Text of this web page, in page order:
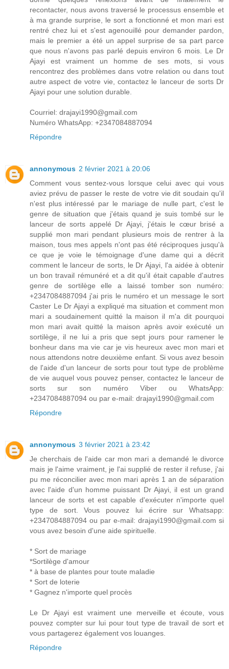
recontacter, nous avons traversé le processus ensemble et
à ma grande surprise, le sort a fonctionné et mon mari est
rentré chez lui et s'est agenouillé pour demander pardon,
mais le premier a été un appel surprise de sa part parce
que nous n'avons pas parlé depuis environ 6 mois. Le Dr
Ajayi est vraiment un homme de ses mots, si vous
rencontrez des problèmes dans votre relation ou dans tout
autre aspect de votre vie, contactez le lanceur de sorts Dr
Ajayi pour une solution durable.
Courriel: drajayi1990@gmail.com
Numéro WhatsApp: +2347084887094
Répondre
annonymous 2 février 2021 à 20:06
Comment vous sentez-vous lorsque celui avec qui vous
aviez prévu de passer le reste de votre vie dit soudain qu'il
n'est plus intéressé par le mariage de nulle part, c'est le
genre de situation que j'étais quand je suis tombé sur le
lanceur de sorts appelé Dr Ajayi, j'étais le cœur brisé a
supplié mon mari pendant plusieurs mois de rentrer à la
maison, tous mes appels n'ont pas été réciproques jusqu'à
ce que je voie le témoignage d'une dame qui a décrit
comment le lanceur de sorts, le Dr Ajayi, l'a aidée à obtenir
un bon travail rémunéré et a dit qu'il était capable d'autres
genre de sortilège elle a laissé tomber son numéro:
+2347084887094 j'ai pris le numéro et un message le sort
Caster Le Dr Ajayi a expliqué ma situation et comment mon
mari a soudainement quitté la maison il m'a dit pourquoi
mon mari avait quitté la maison après avoir exécuté un
sortilège, il ne lui a pris que sept jours pour ramener le
bonheur dans ma vie car je vis heureux avec mon mari et
nous attendons notre deuxième enfant. Si vous avez besoin
de l'aide d'un lanceur de sorts pour tout type de problème
de vie auquel vous pouvez penser, contactez le lanceur de
sorts sur son numéro Viber ou WhatsApp:
+2347084887094 ou par e-mail: drajayi1990@gmail.com
Répondre
annonymous 3 février 2021 à 23:42
Je cherchais de l'aide car mon mari a demandé le divorce
mais je l'aime vraiment, je l'ai supplié de rester il refuse, j'ai
pu me réconcilier avec mon mari après 1 an de séparation
avec l'aide d'un homme puissant Dr Ajayi, il est un grand
lanceur de sorts et est capable d'exécuter n'importe quel
type de sort. Vous pouvez lui écrire sur Whatsapp:
+2347084887094 ou par e-mail: drajayi1990@gmail.com si
vous avez besoin d'une aide spirituelle.
* Sort de mariage
*Sortilège d'amour
* à base de plantes pour toute maladie
* Sort de loterie
* Gagnez n'importe quel procès
Le Dr Ajayi est vraiment une merveille et écoute, vous
pouvez compter sur lui pour tout type de travail de sort et
vous partagerez également vos louanges.
Répondre